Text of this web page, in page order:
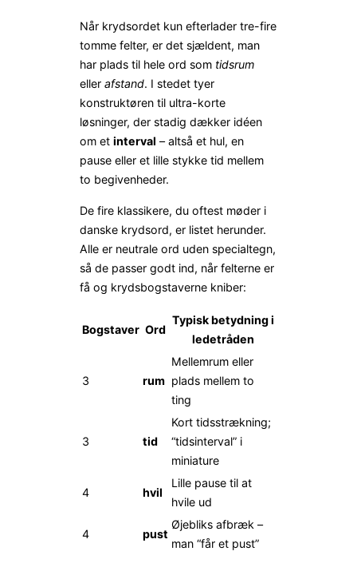
Når krydsordet kun efterlader tre-fire
tomme felter, er det sjældent, man
har plads til hele ord som tidsrum
eller afstand. I stedet tyer
konstruktøren til ultra-korte
løsninger, der stadig dækker idéen
om et interval – altså et hul, en
pause eller et lille stykke tid mellem
to begivenheder.
De fire klassikere, du oftest møder i
danske krydsord, er listet herunder.
Alle er neutrale ord uden specialtegn,
så de passer godt ind, når felterne er
få og krydsbogstaverne kniber:
Bogstaver Ord
Typisk betydning i
ledetråden
3 rum
Mellemrum eller
plads mellem to
ting
3 tid
Kort tids­strækning;
“tidsinterval” i
miniature
4 hvil
Lille pause til at
hvile ud
4 pust
Øjebliks afbræk –
man “får et pust”